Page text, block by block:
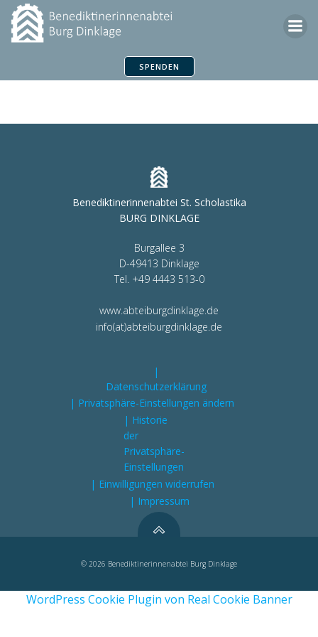
Zum
Inhalt
SPENDEN
Benediktinerinnenabtei St. Scholastika
BURG DINKLAGE
Burgallee 3
D-49413 Dinklage
Tel. +49 4443 513-0
www.abteiburgdinklage.de
info(at)abteiburgdinklage.de
|
Datenschutzerklärung
| Privatsphäre-Einstellungen ändern
| Historie
der
Privatsphäre-
Einstellungen
| Einwilligungen widerrufen
| Impressum
© 2026 Benediktinerinnenabtei Burg Dinklage
WordPress Cookie Plugin von Real Cookie Banner